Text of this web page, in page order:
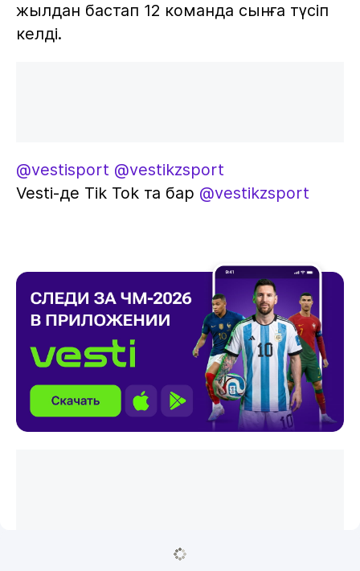
жылдан бастап 12 команда сынға түсіп
келді.
@vestisport @vestikzsport
Vesti-де Tik Tok та бар @vestikzsport